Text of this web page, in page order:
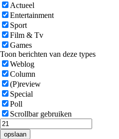
Actueel
Entertainment
Sport
Film & Tv
Games
Toon berichten van deze types
Weblog
Column
(P)review
Special
Poll
Scrollbar gebruiken
opslaan